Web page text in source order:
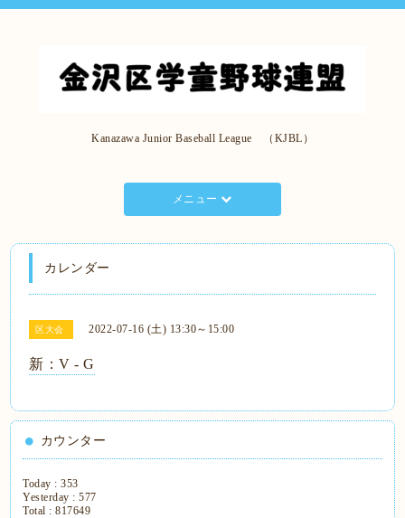
Kanazawa Junior Baseball League （KJBL）
メニュー
カレンダー
区大会 2022-07-16 (土) 13:30～15:00
新：V - G
カウンター
Today :353
Yesterday :577
Total :817649